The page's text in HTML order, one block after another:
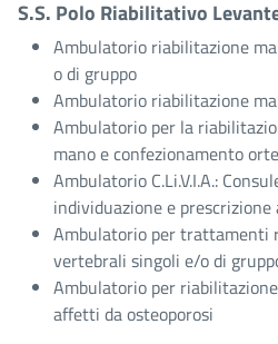
S.S. Polo Riabilitativo
Ambulatorio riabilitazione
o di gruppo
Ambulatorio riabilitazione
Ambulatorio per la
mano e confezionamento
Ambulatorio C.Li.V.I.A.:
individuazione e prescrizione
Ambulatorio per trattamenti
vertebrali singoli e/o di
Ambulatorio per
affetti da osteoporosi